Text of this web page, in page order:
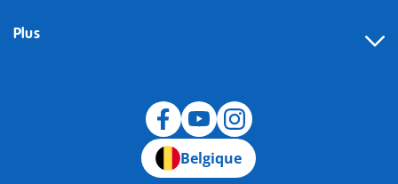
Plus
Belgique